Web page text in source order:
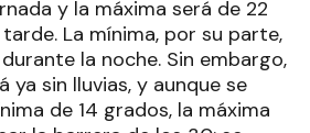
y la máxima será de 22
La mínima, por su parte,
la noche. Sin embargo,
ya sin lluvias, y aunque se
de 14 grados, la máxima